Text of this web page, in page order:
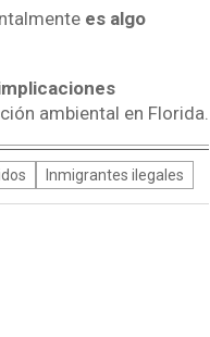
es algo
ambiental en Florida.
Inmigrantes ilegales